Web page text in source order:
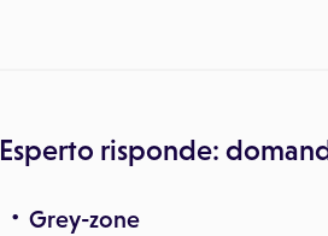
Esperto risponde:
Grey-zone